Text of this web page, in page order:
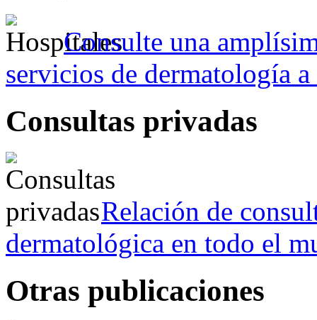
Consulte una
servicios de dermatología
Consultas privadas
Relación de
dermatológica en todo el
Otras publicaciones